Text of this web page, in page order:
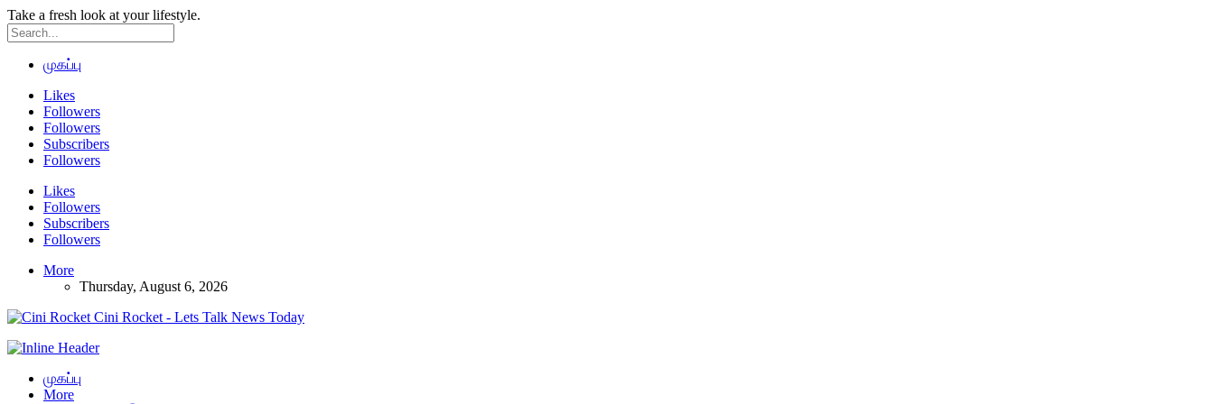
Take a fresh look at your lifestyle.
முகப்பு
Likes
Followers
Followers
Subscribers
Followers
Likes
Followers
Subscribers
Followers
More
Thursday, August 6, 2026
Cini Rocket - Lets Talk News Today
முகப்பு
More